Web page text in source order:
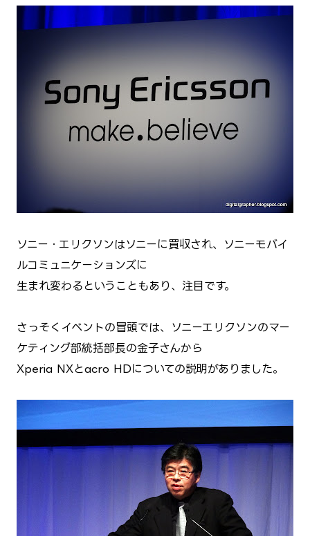
ソニー・エリクソンはソニーに買収され、ソニーモバイ
ルコミュニケーションズに
生まれ変わるということもあり、注目です。
さっそくイベントの冒頭では、ソニーエリクソンのマー
ケティング部統括部長の金子さんから
Xperia NXとacro HDについての説明がありました。